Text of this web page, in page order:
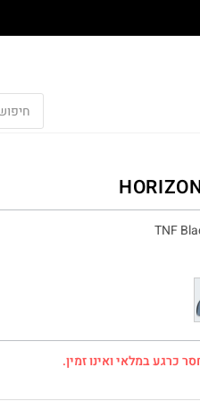
TNF
כרגע במלאי ואינו זמין.